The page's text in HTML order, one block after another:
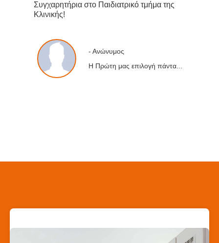
Συγχαρητήρια στο Παιδιατρικό τμήμα της
Κλινικής!
- Ανώνυμος
Η Πρώτη μας επιλογή πάντα...